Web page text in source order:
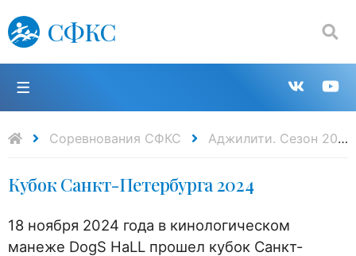
СФКС
Поиск:
в
Соревнования СФКС Аджилити. Сезон 2024-2025
Кубок Санкт-Петербурга 2024
18 ноября 2024 года в кинологическом
манеже DogS HaLL прошел кубок Санкт-